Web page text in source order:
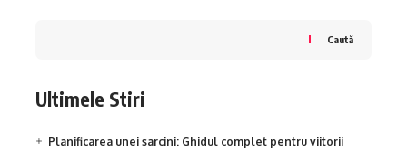
Caută
Ultimele Stiri
Planificarea unei sarcini: Ghidul complet pentru viitorii